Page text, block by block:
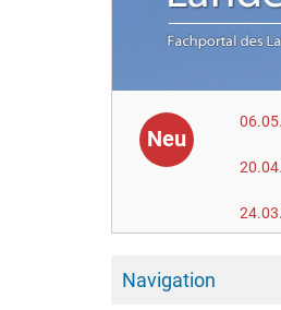
Neu
Navigation